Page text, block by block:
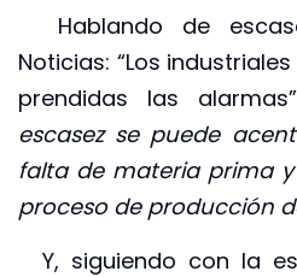
Hablando de
Noticias: “Los
prendidas las
escasez se puede
falta de materia prima
proceso de producción
Y, siguiendo con la